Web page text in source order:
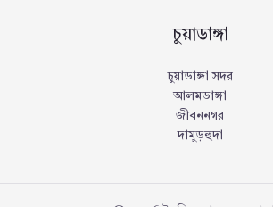
চুয়াডাঙ্গা
চুয়াডাঙ্গা সদর
আলমডাঙ্গা
জীবননগর
দামুড়হুদা